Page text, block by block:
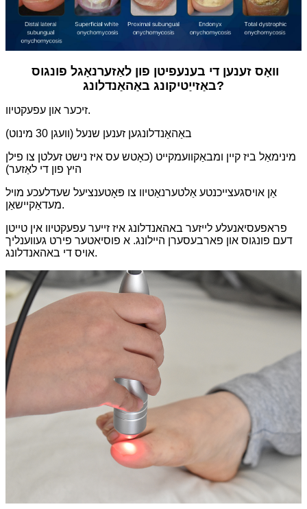
וואָס זענען די בענעפיטן פון לאַזערנאָגל פונגוס
באַזייַטיקונג באַהאַנדלונג ?
זיכער און עפעקטיוו.
באַהאַנדלונגען זענען שנעל (וועגן 30 מינוט)
מינימאַל ביז קיין ומבאַקוועמקייט (כאָטש עס איז נישט זעלטן צו פילן
היץ פון די לאַזער)
אַן אויסגעצייכנטע אַלטערנאַטיוו צו פּאָטענציעל שעדלעכע מויל
מעדאַקיישאַן.
פראפעסיאנעלע לייזער באהאנדלונג איז זייער עפעקטיוו אין טייטן
דעם פונגוס און פארבעסערן היילונג. א פוסיאטער פירט געווענליך
אויס די באהאנדלונג.